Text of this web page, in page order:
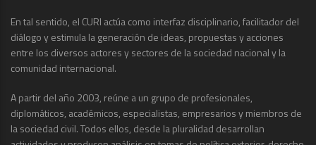
En tal sentido, el CURI actúa como interfaz disciplinario, facilitador del
diálogo y estimula la generación de ideas, propuestas y acciones
entre los diversos actores y sectores de la sociedad nacional y la
comunidad internacional.
A partir del año 2003, reúne a un grupo de profesionales,
diplomáticos, académicos, especialistas, empresarios y miembros de
la sociedad civil. Todos ellos, desde la pluralidad desarrollan